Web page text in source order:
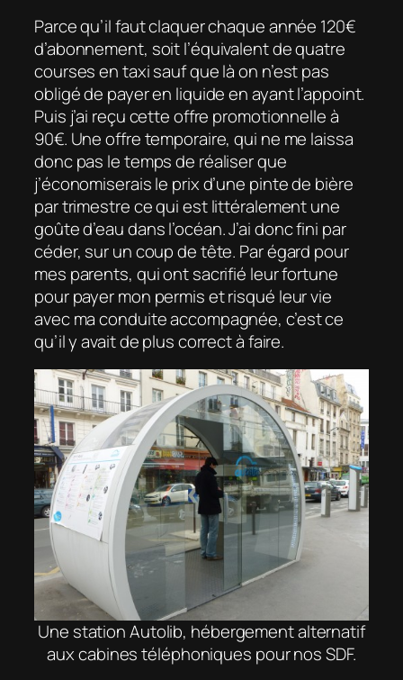
Parce qu’il faut claquer chaque année 120€
d’abonnement, soit l’équivalent de quatre
courses en taxi sauf que là on n’est pas
obligé de payer en liquide en ayant l’appoint.
Puis j’ai reçu cette offre promotionnelle à
90€. Une offre temporaire, qui ne me laissa
donc pas le temps de réaliser que
j’économiserais le prix d’une pinte de bière
par trimestre ce qui estlittéralementune
goûte d’eau dans l’océan. J’ai donc fini par
céder, sur un coup de tête. Par égard pour
mes parents, qui ont sacrifié leur fortune
pour payer mon permis et risqué leur vie
avec ma conduite accompagnée, c’est ce
qu’il y avait de plus correct à faire.
Une station Autolib, hébergement alternatif
aux cabines téléphoniques pour nos SDF.